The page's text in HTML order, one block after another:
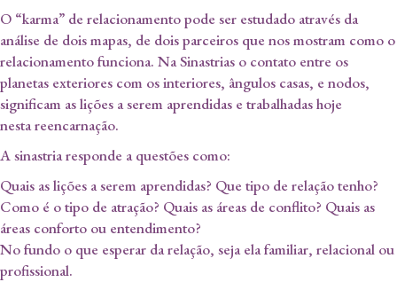
O “karma” de relacionamento pode ser estudado através da
análise de dois mapas, de dois parceiros que nos mostram como o
relacionamento funciona. Na Sinastrias o contato entre os
planetas exteriores com os interiores, ângulos casas, e nodos,
significam as lições a serem aprendidas e trabalhadas hoje
nesta reencarnação.
A sinastria responde a questões como:
Quais as lições a serem aprendidas? Que tipo de relação tenho?
Como é o tipo de atração? Quais as áreas de conflito? Quais as
áreas conforto ou entendimento?
No fundo o que esperar da relação, seja ela familiar, relacional ou
profissional.